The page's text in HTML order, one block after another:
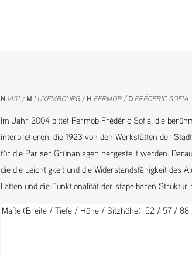
N 1451 M LUXEMBOURG H FERMOB DFRÉDÉRIC SOFIA
Im Jahr 2004 bittet Fermob Frédéric Sofia, die
interpretieren, die 1923 von den Werkstätten der
für die Pariser Grünanlagen hergestellt werden.
die die Leichtigkeit und die Widerstandsfähigkeit des
Latten und die Funktionalität der stapelbaren Struktur
Maße (Breite / Tiefe / Höhe / Sitzhöhe): 52 / 57 /